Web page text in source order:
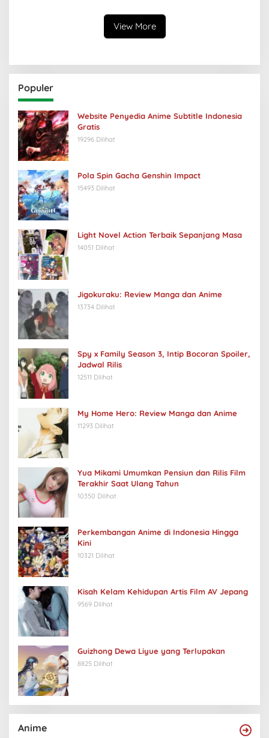
View More
Populer
Website Penyedia Anime Subtitle Indonesia
Gratis
19296 Dilihat
Pola Spin Gacha Genshin Impact
15493 Dilihat
Light Novel Action Terbaik Sepanjang Masa
14051 Dilihat
Jigokuraku: Review Manga dan Anime
13734 Dilihat
Spy x Family Season 3, Intip Bocoran Spoiler,
Jadwal Rilis
12511 Dilihat
My Home Hero: Review Manga dan Anime
11293 Dilihat
Yua Mikami Umumkan Pensiun dan Rilis Film
Terakhir Saat Ulang Tahun
10350 Dilihat
Perkembangan Anime di Indonesia Hingga
Kini
10321 Dilihat
Kisah Kelam Kehidupan Artis Film AV Jepang
9569 Dilihat
Guizhong Dewa Liyue yang Terlupakan
8825 Dilihat
Anime